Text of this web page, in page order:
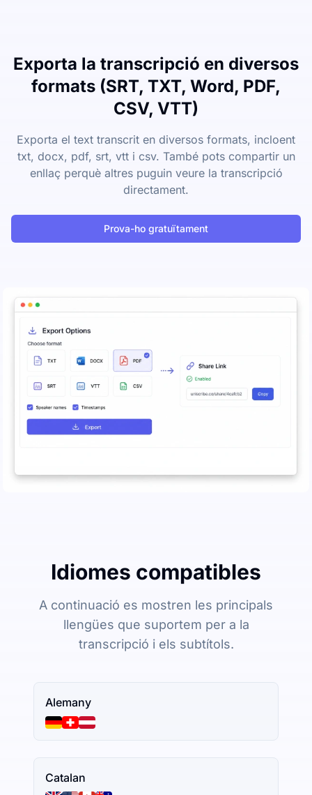
Exporta la transcripció en diversos
formats (SRT, TXT, Word, PDF,
CSV, VTT)
Exporta el text transcrit en diversos formats, incloent
txt, docx, pdf, srt, vtt i csv. També pots compartir un
enllaç perquè altres puguin veure la transcripció
directament.
Prova-ho gratuïtament
Idiomes compatibles
A continuació es mostren les principals
llengües que suportem per a la
transcripció i els subtítols.
Alemany
Catalan